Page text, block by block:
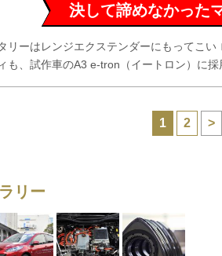
決して諦めなかった
リーはレンジエクステンダーにもってこ
も、試作車のA3 e-tron（イートロン）に採
1 2 >
リー